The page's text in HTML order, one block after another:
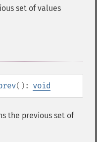
set of values
(): void
the previous set of